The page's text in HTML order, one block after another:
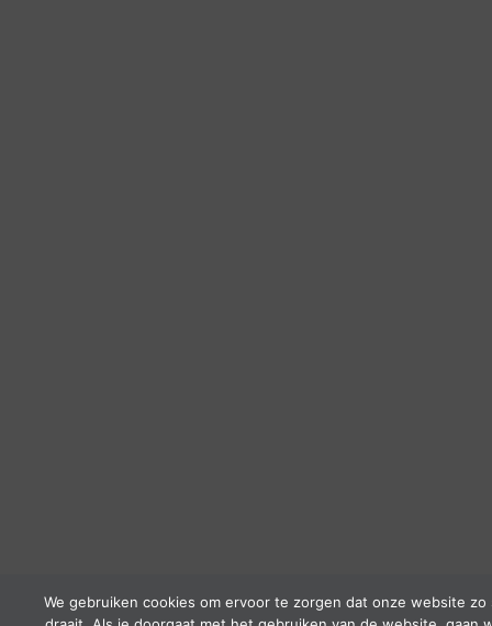
We gebruiken cookies om ervoor te zorgen dat onze website zo